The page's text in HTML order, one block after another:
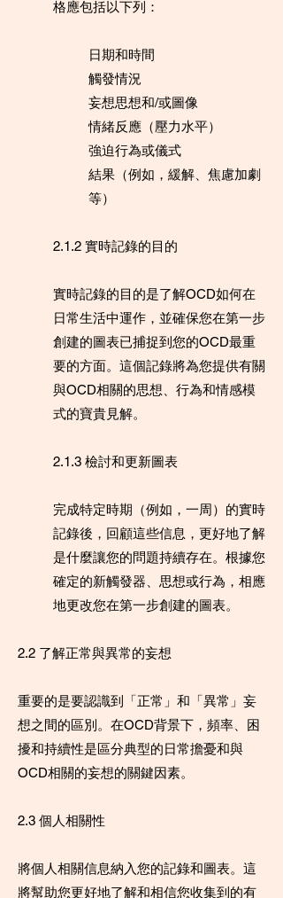
格應包括以下列：
日期和時間
觸發情況
妄想思想和/或圖像
情緒反應（壓力水平）
強迫行為或儀式
結果（例如，緩解、焦慮加劇
等）
2.1.2 實時記錄的目的
實時記錄的目的是了解OCD如何在
日常生活中運作，並確保您在第一步
創建的圖表已捕捉到您的OCD最重
要的方面。這個記錄將為您提供有關
與OCD相關的思想、行為和情感模
式的寶貴見解。
2.1.3 檢討和更新圖表
完成特定時期（例如，一周）的實時
記錄後，回顧這些信息，更好地了解
是什麼讓您的問題持續存在。根據您
確定的新觸發器、思想或行為，相應
地更改您在第一步創建的圖表。
2.2 了解正常與異常的妄想
重要的是要認識到「正常」和「異常」妄
想之間的區別。在OCD背景下，頻率、困
擾和持續性是區分典型的日常擔憂和與
OCD相關的妄想的關鍵因素。
2.3 個人相關性
將個人相關信息納入您的記錄和圖表。這
將幫助您更好地了解和相信您收集到的有